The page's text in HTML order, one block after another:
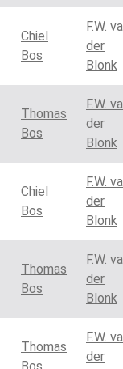
Chiel
Bos
F.W.
der
Blonk
Thomas
Bos
F.W.
der
Blonk
Chiel
Bos
F.W.
der
Blonk
Thomas
Bos
F.W.
der
Blonk
Thomas
Bos
F.W.
der